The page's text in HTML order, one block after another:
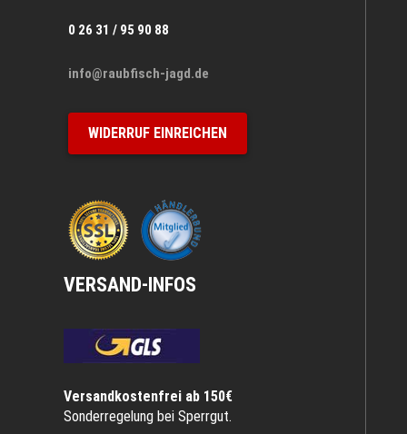
0 26 31 / 95 90 88
info@raubfisch-jagd.de
WIDERRUF EINREICHEN
VERSAND-INFOS
Versandkostenfrei ab 150€
Sonderregelung bei Sperrgut.